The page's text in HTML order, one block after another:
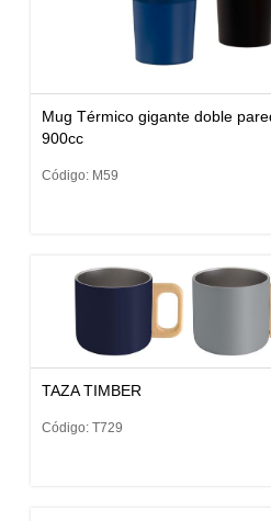
Mug Térmico gigante doble
900cc
Código: M59
TAZA TIMBER
Código: T729